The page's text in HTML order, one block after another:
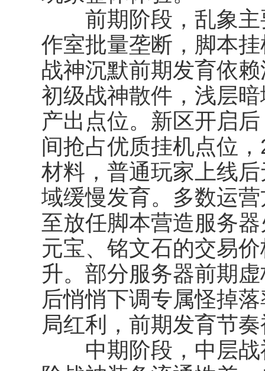
前期阶段，乱象主
作室批量垄断，脚本
战神沉默前期发育依
初级战神散件，浅层
产出点位。新区开启
间抢占优质挂机点位
材料，普通玩家上线
域缓慢发育。多数运
至放任脚本营造服务
元宝、铭文石的交易
升。部分服务器前期
后悄悄下调专属怪掉
局红利，前期发育节
中期阶段，中层战